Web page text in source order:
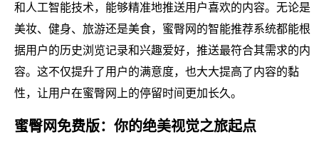
和人工智能技术，能够精准地推送用户喜欢的内容。无论是
美妆、健身、旅游还是美食，蜜臀网的智能推荐系统都能根
据用户的历史浏览记录和兴趣爱好，推送最符合其需求的内
容。这不仅提升了用户的满意度，也大大提高了内容的黏
性，让用户在蜜臀网上的停留时间更加长久。
蜜臀网免费版：你的绝美视觉之旅起点